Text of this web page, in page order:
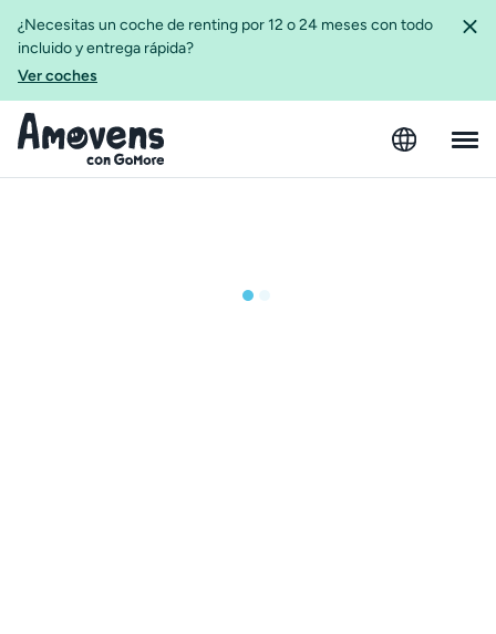
¿Necesitas un coche de renting por 12 o 24 meses con todo
incluido y entrega rápida?
Ver coches